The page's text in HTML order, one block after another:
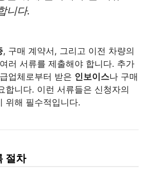
니다.
, 구매 계약서, 그리고 이전 차량의
러 서류를 제출해야 합니다. 추가
업체로부터 받은 인보이스나 구매
합니다. 이런 서류들은 신청자의
위해 필수적입니다.
절차